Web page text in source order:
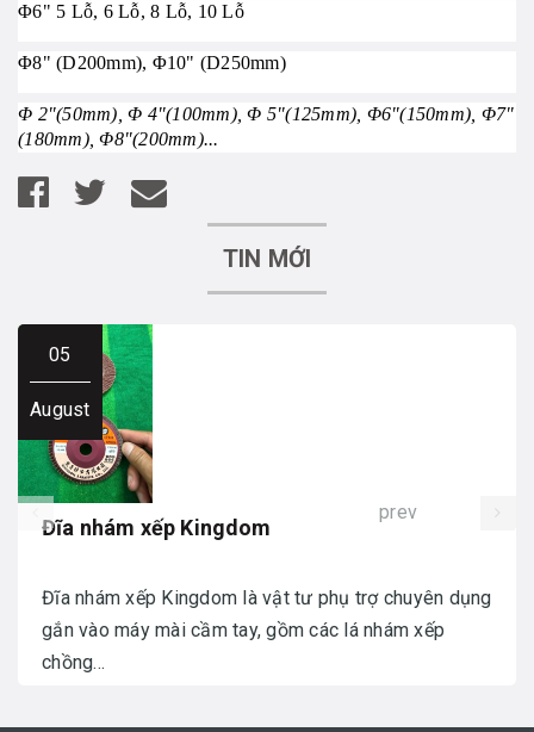
Φ6" 5 Lỗ, 6 Lỗ, 8 Lỗ, 10 Lỗ
Φ8" (D200mm), Φ10" (D250mm)
Φ 2"(50mm), Φ 4"(100mm), Φ 5"(125mm), Φ6"(150mm), Φ7"
(180mm), Φ8"(200mm)...
TIN MỚI
05
August
Đĩa nhám xếp Kingdom
Đĩa nhám xếp Kingdom là vật tư phụ trợ chuyên dụng
gắn vào máy mài cầm tay, gồm các lá nhám xếp
chồng...
prev